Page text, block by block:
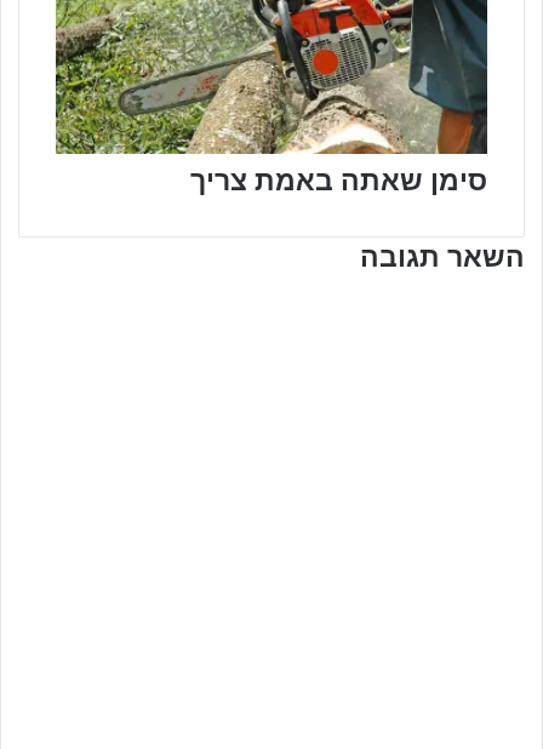
סימן שאתה באמת צריך
השאר תגובה